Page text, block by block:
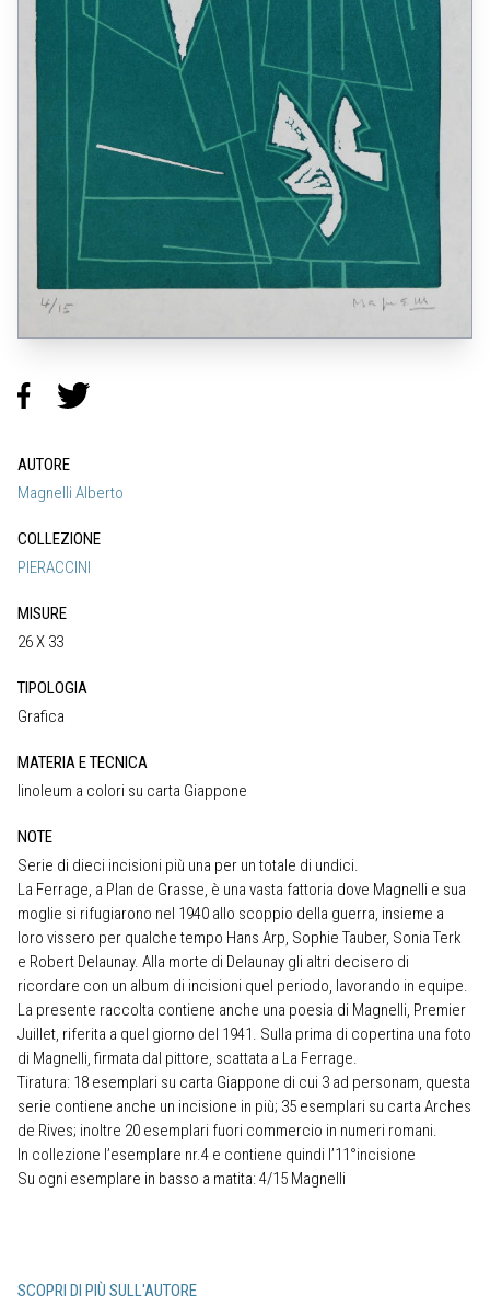
AUTORE
Magnelli Alberto
COLLEZIONE
PIERACCINI
MISURE
26 X 33
TIPOLOGIA
Grafica
MATERIA E TECNICA
linoleum a colori su carta Giappone
NOTE
Serie di dieci incisioni più una per un totale di undici.
La Ferrage, a Plan de Grasse, è una vasta fattoria dove Magnelli e sua
moglie si rifugiarono nel 1940 allo scoppio della guerra, insieme a
loro vissero per qualche tempo Hans Arp, Sophie Tauber, Sonia Terk
e Robert Delaunay. Alla morte di Delaunay gli altri decisero di
ricordare con un album di incisioni quel periodo, lavorando in equipe.
La presente raccolta contiene anche una poesia di Magnelli, Premier
Juillet, riferita a quel giorno del 1941. Sulla prima di copertina una foto
di Magnelli, firmata dal pittore, scattata a La Ferrage.
Tiratura: 18 esemplari su carta Giappone di cui 3 ad personam, questa
serie contiene anche un incisione in più; 35 esemplari su carta Arches
de Rives; inoltre 20 esemplari fuori commercio in numeri romani.
In collezione l’esemplare nr.4 e contiene quindi l’11°incisione
Su ogni esemplare in basso a matita: 4/15 Magnelli
SCOPRI DI PIÙ SULL'AUTORE